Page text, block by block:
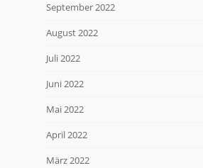
September 2022
August 2022
Juli 2022
Juni 2022
Mai 2022
April 2022
März 2022